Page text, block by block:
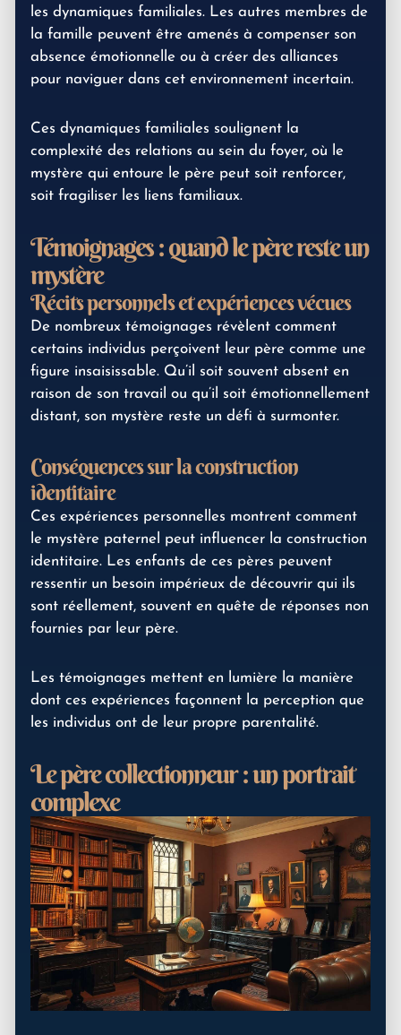
les dynamiques familiales. Les autres membres de
la famille peuvent être amenés à compenser son
absence émotionnelle ou à créer des alliances
pour naviguer dans cet environnement incertain.
Ces dynamiques familiales soulignent la
complexité des relations au sein du foyer, où le
mystère qui entoure le père peut soit renforcer,
soit fragiliser les liens familiaux.
Témoignages : quand le père reste un
mystère
Récits personnels et expériences vécues
De nombreux témoignages révèlent comment
certains individus perçoivent leur père comme une
figure insaisissable. Qu’il soit souvent absent en
raison de son travail ou qu’il soit émotionnellement
distant, son mystère reste un défi à surmonter.
Conséquences sur la construction
identitaire
Ces expériences personnelles montrent comment
le mystère paternel peut influencer la construction
identitaire. Les enfants de ces pères peuvent
ressentir un besoin impérieux de découvrir qui ils
sont réellement, souvent en quête de réponses non
fournies par leur père.
Les témoignages mettent en lumière la manière
dont ces expériences façonnent la perception que
les individus ont de leur propre parentalité.
Le père collectionneur : un portrait
complexe